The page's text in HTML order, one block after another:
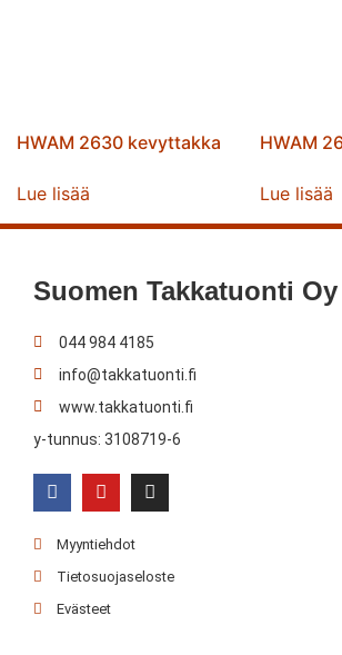
HWAM 2630 kevyttakka
Lue lisää
HWAM
Lue lisää
Suomen Takkatuonti Oy
044 984 4185
info@takkatuonti.fi
www.takkatuonti.fi
y-tunnus: 3108719-6
Myyntiehdot
Tietosuojaseloste
Evästeet